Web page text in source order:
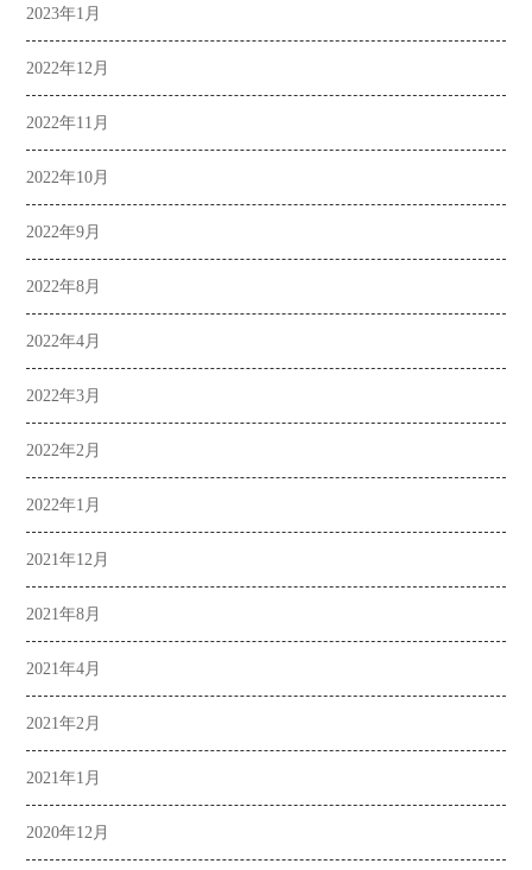
2023年1月
2022年12月
2022年11月
2022年10月
2022年9月
2022年8月
2022年4月
2022年3月
2022年2月
2022年1月
2021年12月
2021年8月
2021年4月
2021年2月
2021年1月
2020年12月